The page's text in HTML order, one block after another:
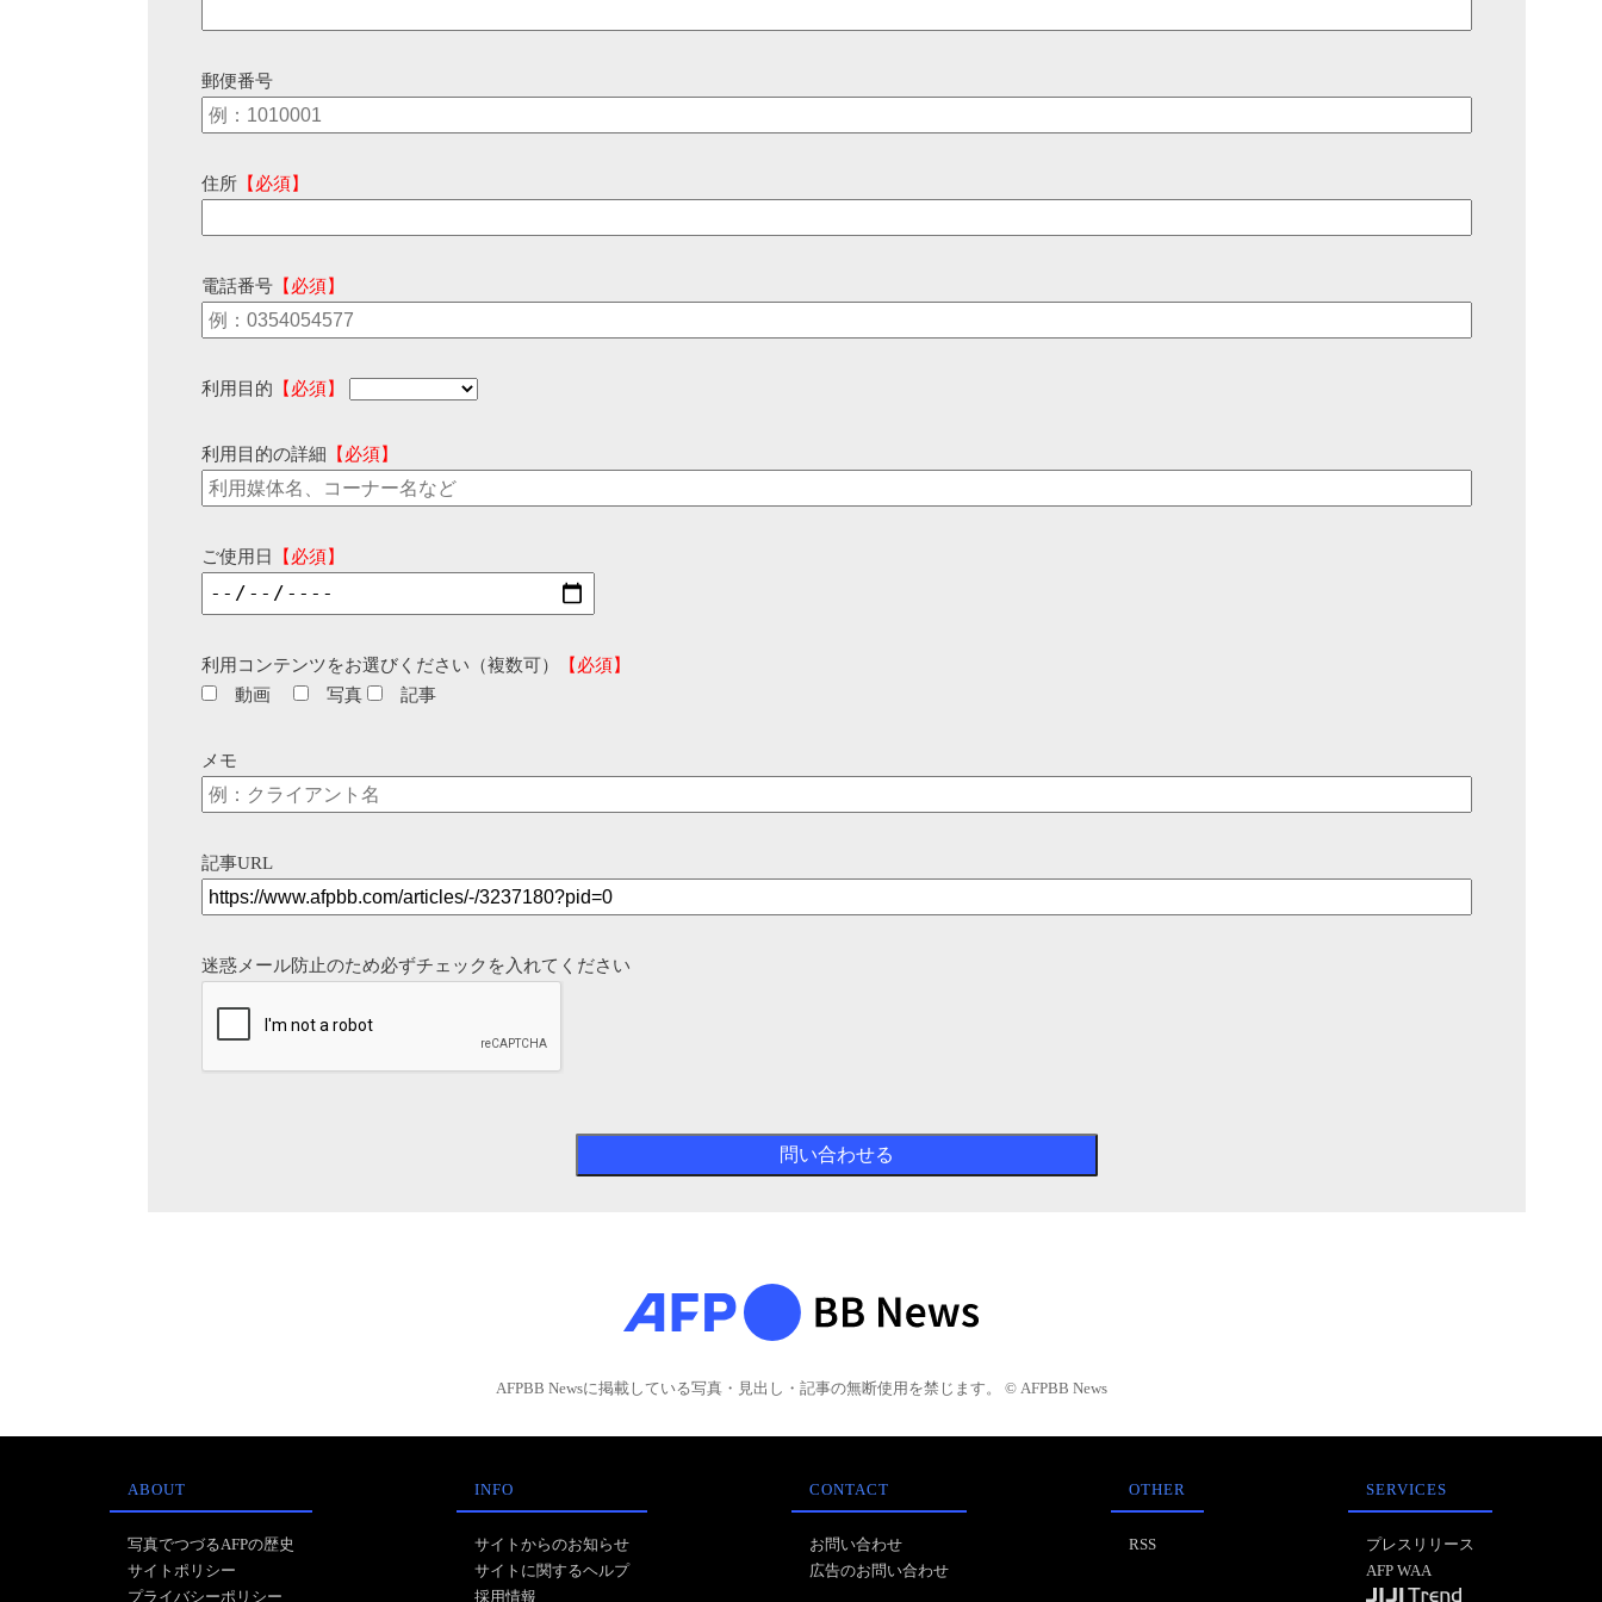
郵便番号
住所 【必須】
電話番号 【必須】
利用目的 【必須】
利用目的の詳細 【必須】
ご使用日 【必須】
利用コンテンツをお選びください（複数可）
【必須】
動画
写真 記事
メモ
記事URL
迷惑メール防止のため必ずチェックを入れてください
AFPBB Newsに掲載している写真・見出し・記事の無断使用を禁じます。 © AFPBB News
ABOUT
写真でつづるAFPの歴史
サイトポリシー
プライバシーポリシー
INFO
サイトからのお知らせ
サイトに関するヘルプ
採用情報
CONTACT
お問い合わせ
広告のお問い合わせ
OTHER
RSS
SERVICES
プレスリリース
AFP WAA